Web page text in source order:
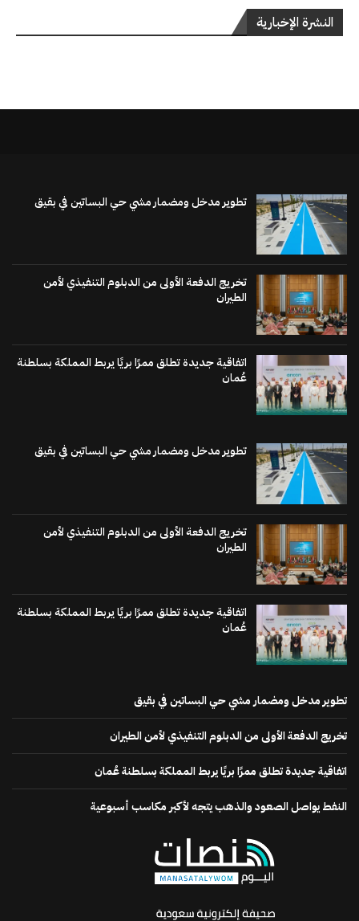
النشرة الإخبارية
تطوير مدخل ومضمار مشي حي البساتين في بقيق
تخريج الدفعة الأولى من الدبلوم التنفيذي لأمن
الطيران
اتفاقية جديدة تطلق ممرًا بريًا يربط المملكة بسلطنة
عُمان
تطوير مدخل ومضمار مشي حي البساتين في بقيق
تخريج الدفعة الأولى من الدبلوم التنفيذي لأمن
الطيران
اتفاقية جديدة تطلق ممرًا بريًا يربط المملكة بسلطنة
عُمان
تطوير مدخل ومضمار مشي حي البساتين في بقيق
تخريج الدفعة الأولى من الدبلوم التنفيذي لأمن الطيران
اتفاقية جديدة تطلق ممرًا بريًا يربط المملكة بسلطنة عُمان
النفط يواصل الصعود والذهب يتجه لأكبر مكاسب أسبوعية